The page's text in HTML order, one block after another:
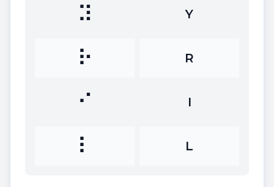
⠽ Y
⠗ R
⠊ I
⠇ L